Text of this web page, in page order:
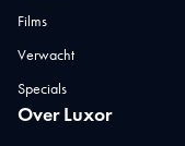
Films
Verwacht
Specials
Over Luxor